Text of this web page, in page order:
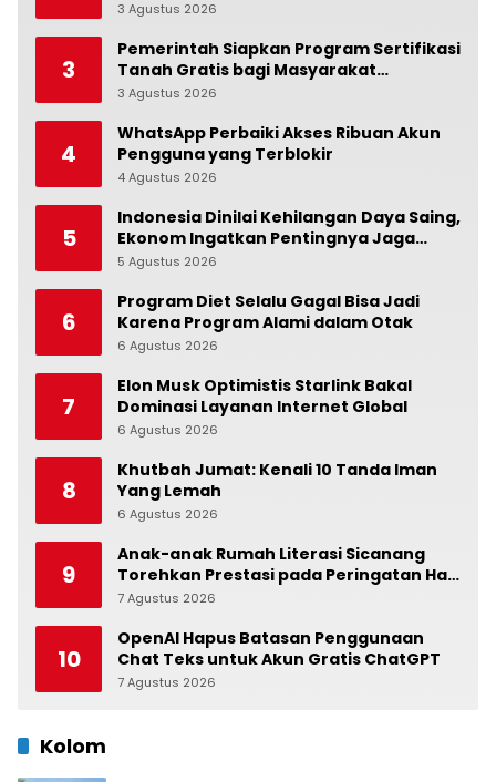
Suasana Hati
3 Agustus 2026
3
Pemerintah Siapkan Program Sertifikasi
Tanah Gratis bagi Masyarakat
Berpenghasilan Rendah
3 Agustus 2026
4
WhatsApp Perbaiki Akses Ribuan Akun
Pengguna yang Terblokir
4 Agustus 2026
5
Indonesia Dinilai Kehilangan Daya Saing,
Ekonom Ingatkan Pentingnya Jaga
Independensi Bank Indonesia
5 Agustus 2026
6
Program Diet Selalu Gagal Bisa Jadi
Karena Program Alami dalam Otak
6 Agustus 2026
7
Elon Musk Optimistis Starlink Bakal
Dominasi Layanan Internet Global
6 Agustus 2026
8
Khutbah Jumat: Kenali 10 Tanda Iman
Yang Lemah
6 Agustus 2026
9
Anak-anak Rumah Literasi Sicanang
Torehkan Prestasi pada Peringatan Hari
Anak Nasional di Kecamatan Medan
7 Agustus 2026
10
OpenAI Hapus Batasan Penggunaan
Chat Teks untuk Akun Gratis ChatGPT
7 Agustus 2026
Kolom